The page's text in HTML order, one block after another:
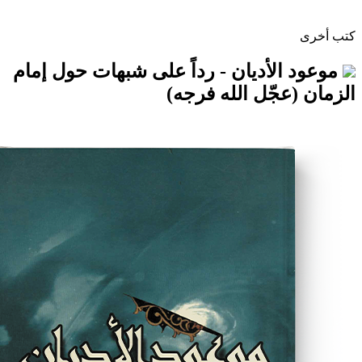
- رداً على شبهات حول إمام
الله فرجه)